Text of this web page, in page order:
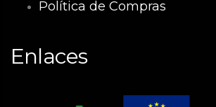
Política de Compras
Enlaces